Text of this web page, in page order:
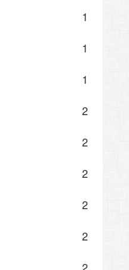
1
1
1
2
2
2
2
2